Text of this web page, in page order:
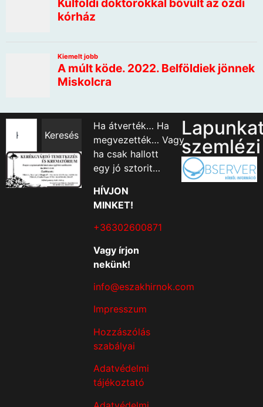
Keresés
Ha átverték… Ha
megvezették… Vagy
ha csak hallott
egy jó sztorit…
HÍVJON
MINKET!
+36302600871
Vagy írjon
nekünk!
info@eszakhirnok.com
Impresszum
Hozzászólás
szabályai
Adatvédelmi
tájékoztató
szemlézi